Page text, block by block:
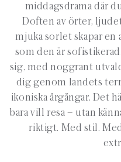
middagsdrama där
Doften av örter,
mjuka sorlet skapar en
som den är
sig, med noggrant
dig genom landets
ikoniska årgångar. Det
bara vill resa – utan
riktigt. Med stil.